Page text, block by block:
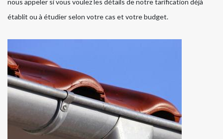
nous appeler si vous voulez les détails de notre tarification déjà
établit ou à étudier selon votre cas et votre budget.